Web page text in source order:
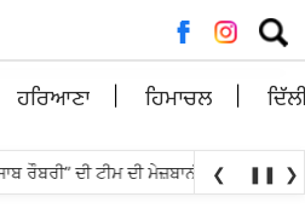
for:
ਹਰਿਆਣਾ ਹਿਮਾਚਲ
ਦੀ ਟੀਮ ਦੀ ਮੇਜ਼ਬਾਨੀ; ਸਿਨੇਮਾ ਅਤੇ
❮ ❚❚ ❯